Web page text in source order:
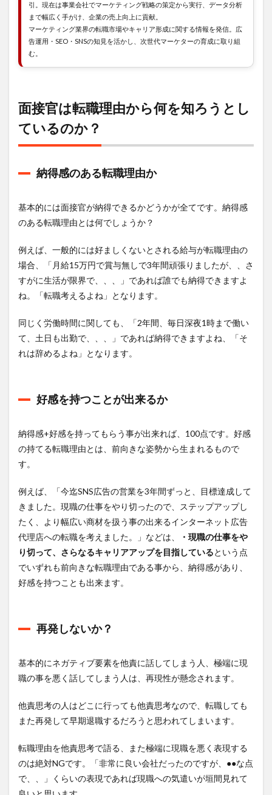
1.1.4
本音
か？
よく
理由
1.3
それ
いき
1.3.1
給与不
満
1.3.2
会社の
制度に
不満が
ある
残業時
間が多
んでい
1.3.5
先輩に
がいな
1.3.6
仕事に
やりが
いを感
じない
1.3.7
わない
今後の
キャリ
アに不
いた
1.3.9
たい仕
事が出
来た
2
引。現在は事業会社でマーケティング戦略の策定から実行、データ分析
まで幅広く手がけ、企業の売上向上に貢献。
マーケティング業界の転職市場やキャリア形成に関する情報を発信。広
告運用・SEO・SNSの知見を活かし、次世代マーケターの育成に取り組
む。
面接官は転職理由から何を知ろうとし
ているのか？
納得感のある転職理由か
基本的には面接官が納得できるかどうかが全てです。納得感
のある転職理由とは何でしょうか？
例えば、一般的には好ましくないとされる給与が転職理由の
場合、「月給15万円で賞与無しで3年間頑張りましたが、、さ
すがに生活が限界で、、、」であれば誰でも納得できますよ
ね。「転職考えるよね」となります。
同じく労働時間に関しても、「2年間、毎日深夜1時まで働い
て、土日も出勤で、、、」であれば納得できますよね、「そ
れは辞めるよね」となります。
好感を持つことが出来るか
納得感+好感を持ってもらう事が出来れば、100点です。好感
の持てる転職理由とは、前向きな姿勢から生まれるもので
す。
例えば、「今迄SNS広告の営業を3年間ずっと、目標達成して
きました。現職の仕事をやり切ったので、ステップアップし
たく、より幅広い商材を扱う事の出来るインターネット広告
代理店への転職を考えました。」などは、
・現職の仕事をや
り切って、さらなるキャリアアップを目指しているという点
でいずれも前向きな転職理由である事から、納得感があり、
好感を持つことも出来ます。
再発しないか？
基本的にネガティブ要素を他責に話してしまう人、極端に現
職の事を悪く話してしまう人は、再現性が懸念されます。
他責思考の人はどこに行っても他責思考なので、転職しても
また再発して早期退職するだろうと思われてしまいます。
転職理由を他責思考で語る、また極端に現職を悪く表現する
のは絶対NGです。「非常に良い会社だったのですが、●●な点
で、、」くらいの表現であれば現職への気遣いが垣間見れて